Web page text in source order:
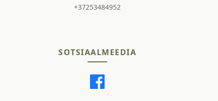
+37253484952
SOTSIAALMEEDIA